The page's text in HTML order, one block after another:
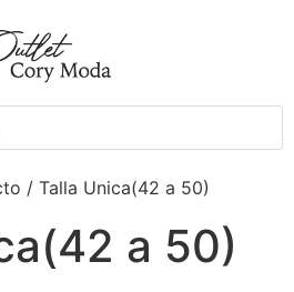
/ Talla Unica(42 a 50)
a 50)